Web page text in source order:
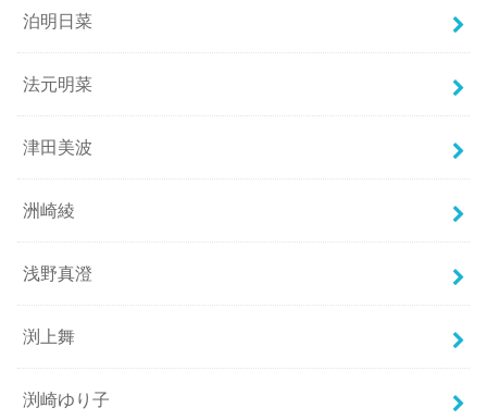
泊明日菜
法元明菜
津田美波
洲崎綾
浅野真澄
渕上舞
渕崎ゆり子